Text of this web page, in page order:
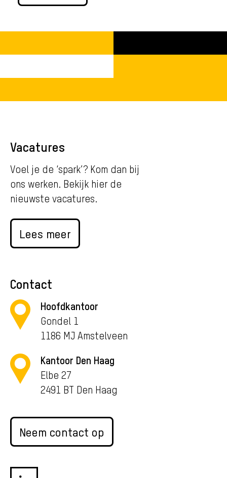
Vacatures
Voel je de ‘spark’? Kom dan bij
ons werken. Bekijk hier de
nieuwste vacatures.
Lees meer
Contact
Hoofdkantoor
Gondel 1
1186 MJ Amstelveen
Kantoor Den Haag
Elbe 27
2491 BT Den Haag
Neem contact op